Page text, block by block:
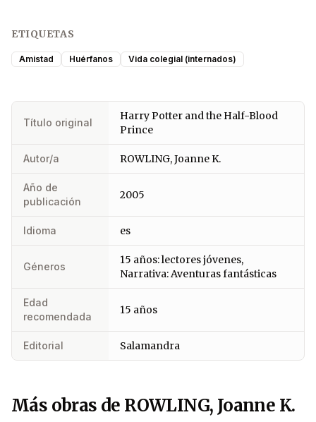
ETIQUETAS
Amistad Huérfanos Vida colegial (internados)
Título original
Harry Potter and the Half-Blood
Prince
Autor/a ROWLING, Joanne K.
Año de
publicación
2005
Idioma es
Géneros
15 años: lectores jóvenes,
Narrativa: Aventuras fantásticas
Edad
recomendada
15 años
Editorial Salamandra
Más obras de ROWLING, Joanne K.